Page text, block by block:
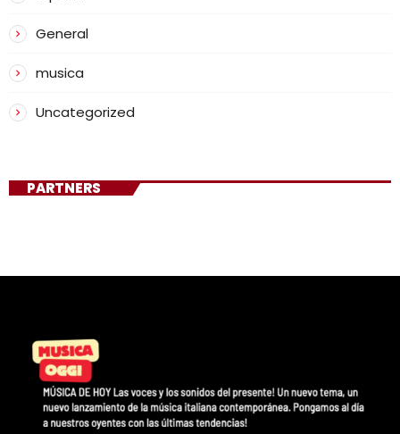
General
musica
Uncategorized
PARTNERS